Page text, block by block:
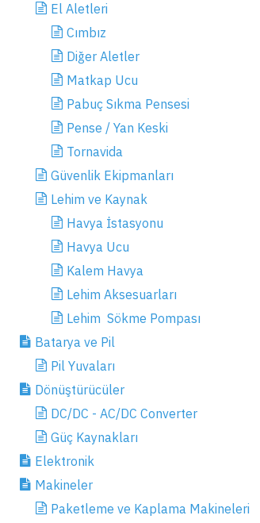
El Aletleri
Cımbız
Diğer Aletler
Matkap Ucu
Pabuç Sıkma Pensesi
Pense / Yan Keski
Tornavida
Güvenlik Ekipmanları
Lehim ve Kaynak
Havya İstasyonu
Havya Ucu
Kalem Havya
Lehim Aksesuarları
Lehim Sökme Pompası
Batarya ve Pil
Pil Yuvaları
Dönüştürücüler
DC/DC - AC/DC Converter
Güç Kaynakları
Elektronik
Makineler
Paketleme ve Kaplama Makineleri